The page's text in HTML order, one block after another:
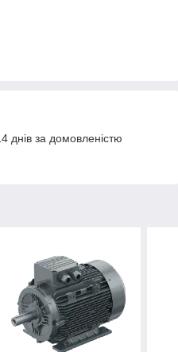
днів за домовленістю